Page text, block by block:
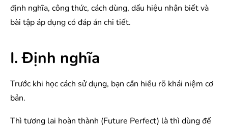
định nghĩa, công thức, cách dùng, dấu hiệu nhận biết và
bài tập áp dụng có đáp án chi tiết.
I. Định nghĩa
Trước khi học cách sử dụng, bạn cần hiểu rõ khái niệm cơ
bản.
Thì tương lai hoàn thành (Future Perfect) là thì dùng để